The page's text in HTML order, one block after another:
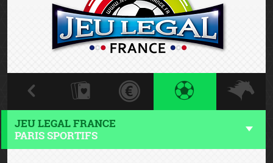
JEU LEGAL FRANCE
PARIS SPORTIFS